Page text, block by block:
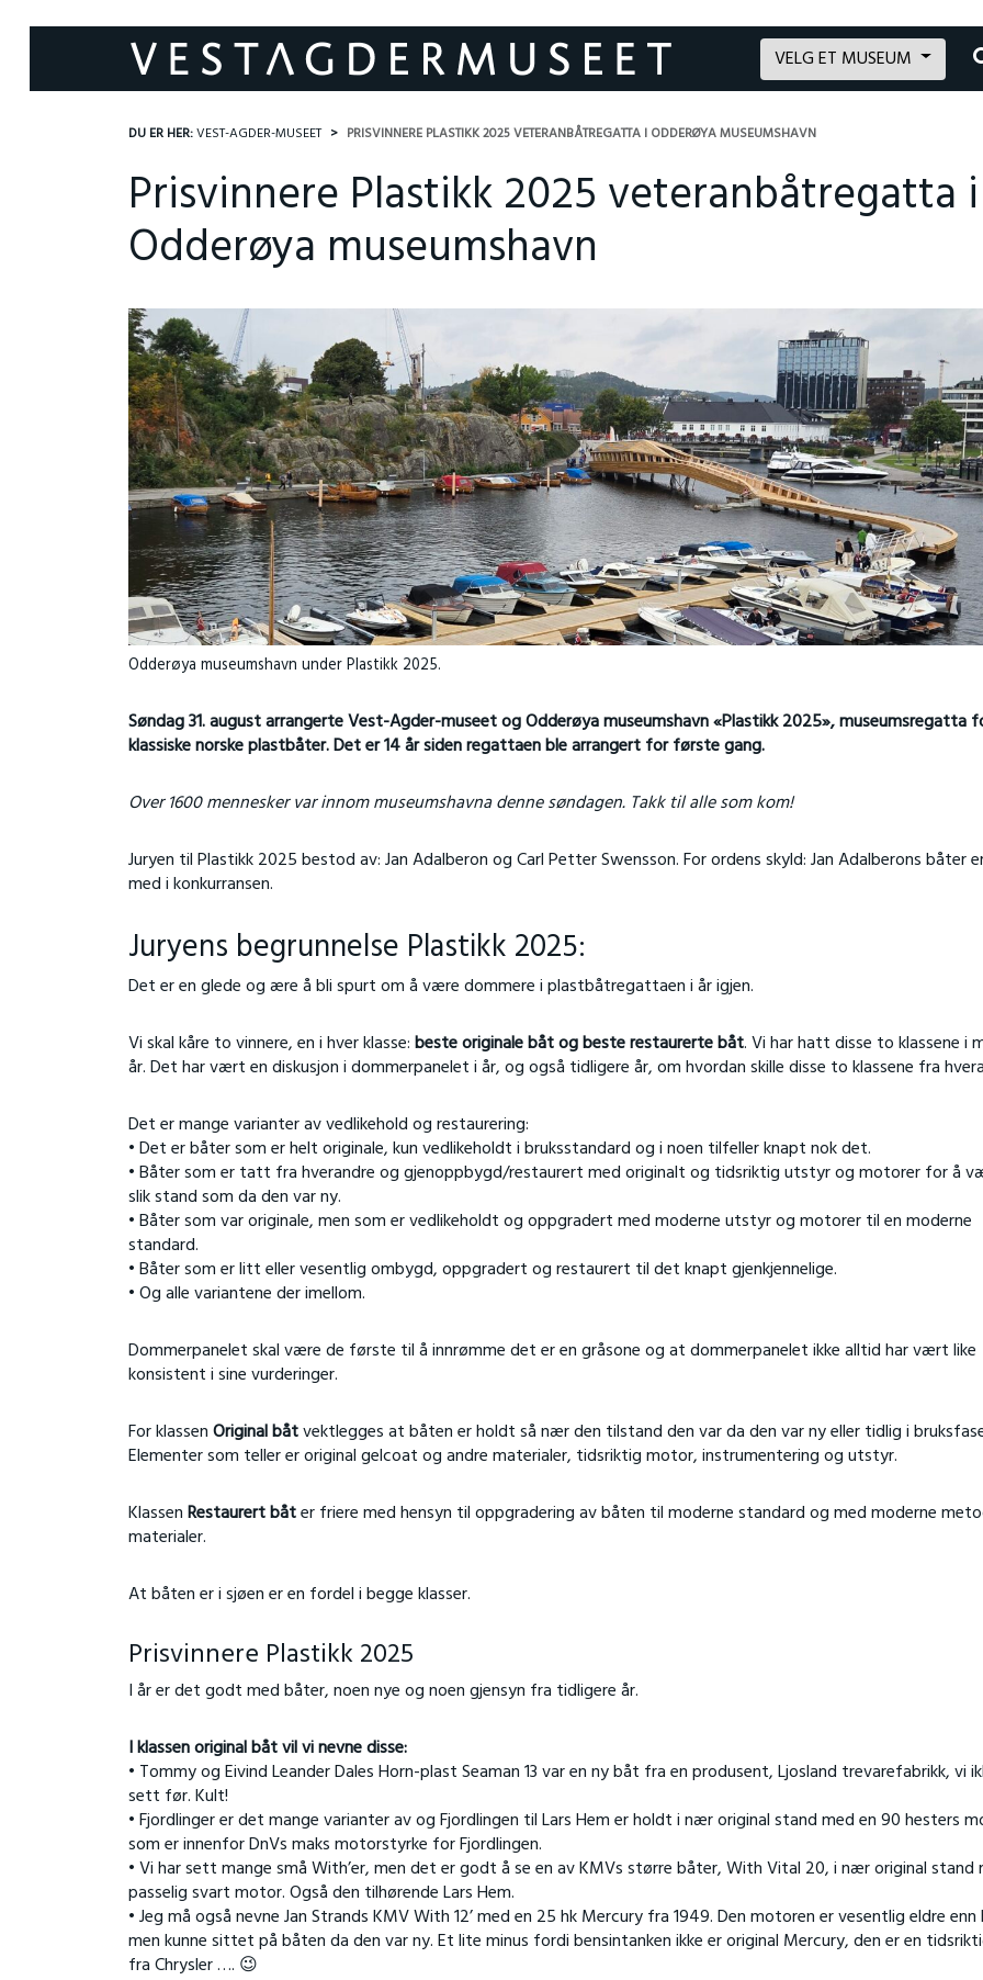
VELG ET MUSEUM
DU ER HER:VEST-AGDER-MUSEET PRISVINNERE PLASTIKK 2025 VETERANBÅTREGATTA I ODDERØYA MUSEUMSHAVN
Prisvinnere Plastikk 2025 veteranbåtregatta i
Odderøya museumshavn
Odderøya museumshavn under Plastikk 2025.
Søndag 31. august arrangerte Vest-Agder-museet og Odderøya museumshavn «Plastikk 2025», museumsregatta
klassiske norske plastbåter. Det er 14 år siden regattaen ble arrangert for første gang.
Over 1600 mennesker var innom museumshavna denne søndagen. Takk til alle som kom!
Juryen til Plastikk 2025 bestod av: Jan Adalberon og Carl Petter Swensson. For ordens skyld: Jan Adalberons båter
med i konkurransen.
Juryens begrunnelse Plastikk 2025:
Det er en glede og ære å bli spurt om å være dommere i plastbåtregattaen i år igjen.
Vi skal kåre to vinnere, en i hver klasse:beste originale båt og beste restaurerte båt. Vi har hatt disse to klassene i
år. Det har vært en diskusjon i dommerpanelet i år, og også tidligere år, om hvordan skille disse to klassene fra
Det er mange varianter av vedlikehold og restaurering:
• Det er båter som er helt originale, kun vedlikeholdt i bruksstandard og i noen tilfeller knapt nok det.
• Båter som er tatt fra hverandre og gjenoppbygd/restaurert med originalt og tidsriktig utstyr og motorer for å
slik stand som da den var ny.
• Båter som var originale, men som er vedlikeholdt og oppgradert med moderne utstyr og motorer til en moderne
standard.
• Båter som er litt eller vesentlig ombygd, oppgradert og restaurert til det knapt gjenkjennelige.
• Og alle variantene der imellom.
Dommerpanelet skal være de første til å innrømme det er en gråsone og at dommerpanelet ikke alltid har vært like
konsistent i sine vurderinger.
For klassenOriginal båtvektlegges at båten er holdt så nær den tilstand den var da den var ny eller tidlig i
Elementer som teller er original gelcoat og andre materialer, tidsriktig motor, instrumentering og utstyr.
KlassenRestaurert båter friere med hensyn til oppgradering av båten til moderne standard og med moderne
materialer.
At båten er i sjøen er en fordel i begge klasser.
Prisvinnere Plastikk 2025
I år er det godt med båter, noen nye og noen gjensyn fra tidligere år.
I klassen original båt vil vi nevne disse:
• Tommy og Eivind Leander Dales Horn-plast Seaman 13 var en ny båt fra en produsent, Ljosland trevarefabrikk, vi
sett før. Kult!
• Fjordlinger er det mange varianter av og Fjordlingen til Lars Hem er holdt i nær original stand med en 90 hesters
som er innenfor DnVs maks motorstyrke for Fjordlingen.
• Vi har sett mange små With’er, men det er godt å se en av KMVs større båter, With Vital 20, i nær original stand
passelig svart motor. Også den tilhørende Lars Hem.
• Jeg må også nevne Jan Strands KMV With 12’ med en 25 hk Mercury fra 1949. Den motoren er vesentlig eldre
men kunne sittet på båten da den var ny. Et lite minus fordi bensintanken ikke er original Mercury, den er en
fra Chrysler …. 😉